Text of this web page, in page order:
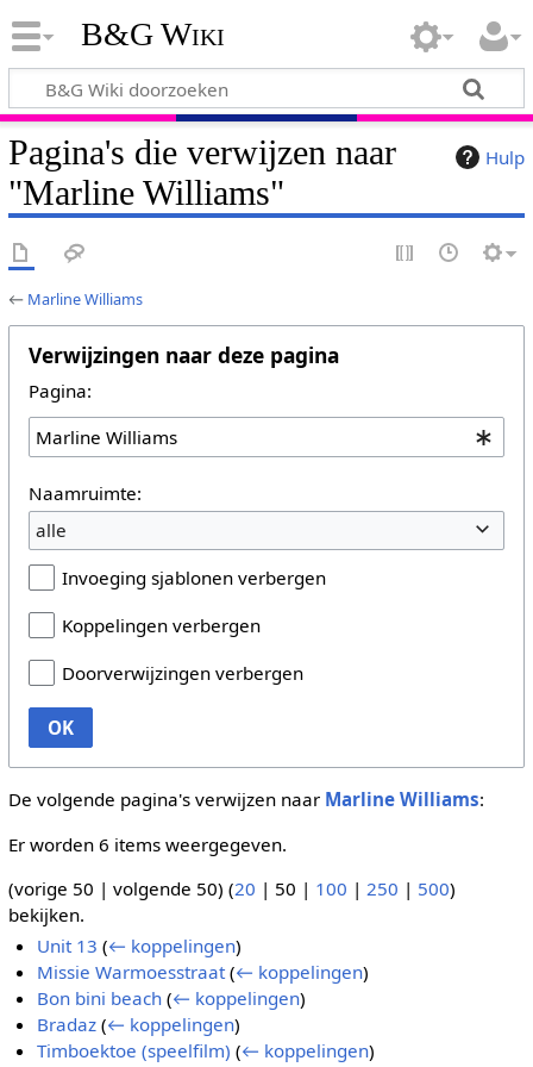
B&G Wiki
Hulp
Pagina's die verwijzen naar
"Marline Williams"
← Marline Williams
Verwijzingen naar deze pagina
Pagina:
Naamruimte:
alle
Invoeging sjablonen verbergen
Koppelingen verbergen
Doorverwijzingen verbergen
OK
De volgende pagina's verwijzen naar Marline Williams:
Er worden 6 items weergegeven.
(vorige 50 | volgende 50) (20 | 50 | 100 | 250 | 500)
bekijken.
Unit 13 (← koppelingen)
Missie Warmoesstraat (← koppelingen)
Bon bini beach (← koppelingen)
Bradaz (← koppelingen)
Timboektoe (speelfilm) (← koppelingen)